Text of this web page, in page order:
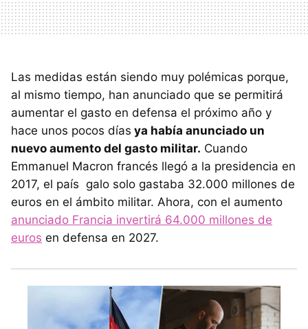
Las medidas están siendo muy polémicas porque,
al mismo tiempo, han anunciado que se permitirá
aumentar el gasto en defensa el próximo año y
hace unos pocos días ya había anunciado un
nuevo aumento del gasto militar. Cuando
Emmanuel Macron francés llegó a la presidencia en
2017, el país galo solo gastaba 32.000 millones de
euros en el ámbito militar. Ahora, con el aumento
anunciado Francia invertirá 64.000 millones de
euros en defensa en 2027.